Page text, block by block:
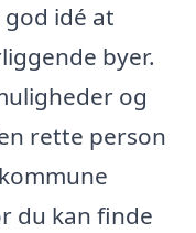
idé at
byer.
og
rette person
du kan finde